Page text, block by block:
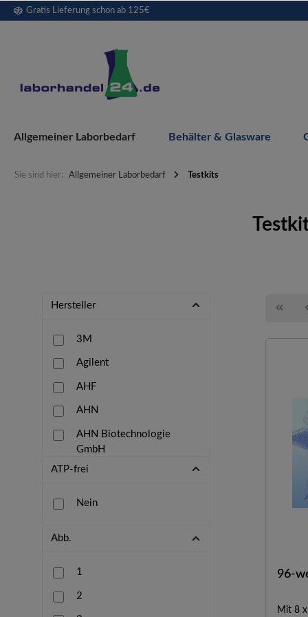
Zur Hauptnavigation springen
Gratis Lieferung schon ab 125€
Allgemeiner Laborbedarf Behälter & Glasware
Sie sind hier: Allgemeiner Laborbedarf Testkits
Hersteller
3M
Agilent
AHF
AHN
AHN Biotechnologie
GmbH
Alpha Laboratories
Altmann
Analytik Jena
Azenta UK Ltd
ATP-frei
Nein
Abb.
1
2
96-
Mit 8